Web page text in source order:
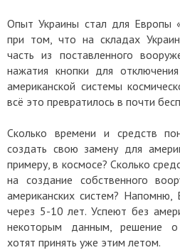
Опыт Украины стал для
при том, что на складах
часть из поставленного
нажатия кнопки для
американской системы
всё это превратилось в почти
Сколько времени и средств
создать свою замену для
примеру, в космосе? Сколько
на создание собственного
американских систем? Напомню,
через 5-10 лет. Успеют без
некоторым данным, решение о
хотят принять уже этим летом.